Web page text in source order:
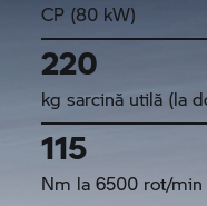
CP (80 kW)
220
kg sarcină utilă (la
115
Nm la 6500 rot/min